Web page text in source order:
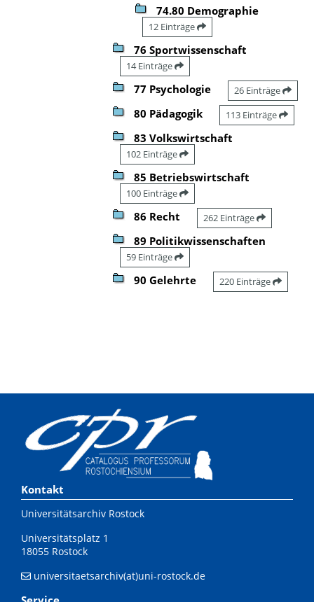
74.80 Demographie
12 Einträge
76 Sportwissenschaft
14 Einträge
77 Psychologie 26 Einträge
80 Pädagogik 113 Einträge
83 Volkswirtschaft
102 Einträge
85 Betriebswirtschaft
100 Einträge
86 Recht 262 Einträge
89 Politikwissenschaften
59 Einträge
90 Gelehrte 220 Einträge
Kontakt
Universitätsarchiv Rostock
Universitätsplatz 1
18055 Rostock
universitaetsarchiv(at)uni-rostock.de